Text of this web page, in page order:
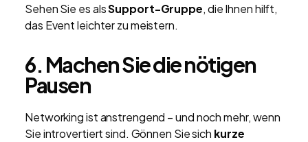
Sehen Sie es alsSupport-Gruppe, die Ihnen hilft,
das Event leichter zu meistern.
6. Machen Sie die nötigen
Pausen
Networking ist anstrengend – und noch mehr, wenn
Sie introvertiert sind. Gönnen Sie sich kurze